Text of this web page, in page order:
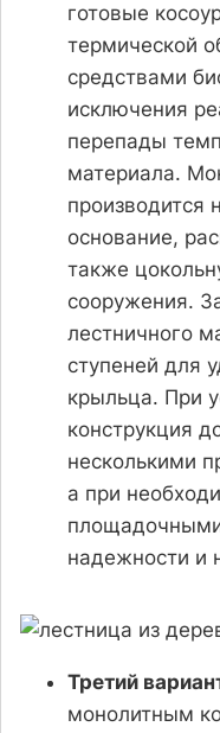
готовые
термической
средствами
исключения
перепады
материала.
производится
основание,
также
сооружения.
лестничного
ступеней для
крыльца. При
конструкция
несколькими
а при
надежности и
Третий
монолитным